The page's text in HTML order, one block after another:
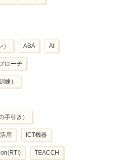
ABA AI
ローチ
練）
手引き）
用 ICT機器
TEACCH